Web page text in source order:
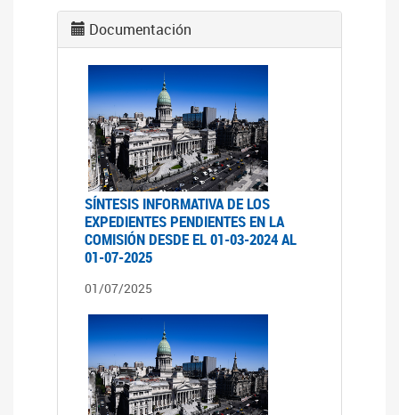
Documentación
SÍNTESIS INFORMATIVA DE LOS
EXPEDIENTES PENDIENTES EN LA
COMISIÓN DESDE EL 01-03-2024 AL
01-07-2025
01/07/2025